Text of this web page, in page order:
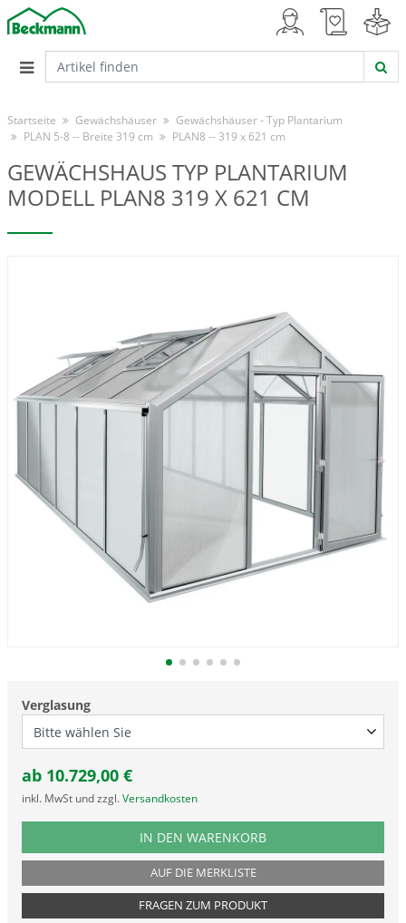
Startseite Gewächshäuser
Gewächshäuser - Typ Plantarium
PLAN 5-8 -- Breite 319 cm
PLAN8 -- 319 x 621 cm
GEWÄCHSHAUS TYP PLANTARIUM
MODELL PLAN8 319 X 621 CM
Verglasung
ab 10.729,00 €
inkl. MwSt und zzgl. Versandkosten
PRODUKTNUMMER PLAN8
IN DEN WARENKORB
AUF DIE MERKLISTE
FRAGEN ZUM PRODUKT